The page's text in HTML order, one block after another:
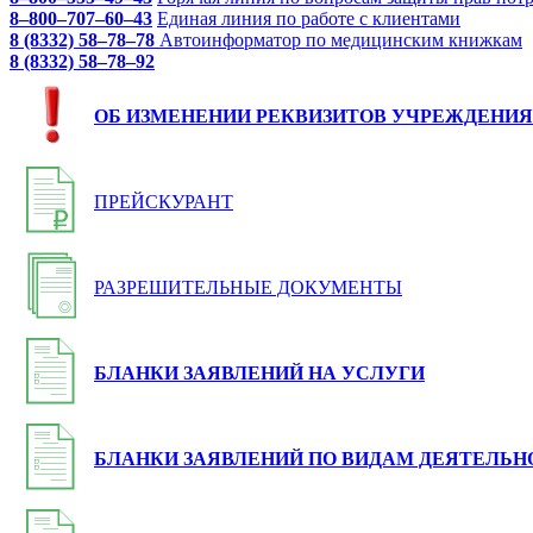
8–800–707–60–43 Единая линия по работе с клиентами
8 (8332) 58–78–78 Автоинформатор по медицинским книжкам
8 (8332) 58–78–92
ОБ ИЗМЕНЕНИИ РЕКВИЗИТОВ УЧРЕЖДЕНИЯ
ПРЕЙСКУРАНТ
РАЗРЕШИТЕЛЬНЫЕ ДОКУМЕНТЫ
БЛАНКИ ЗАЯВЛЕНИЙ НА УСЛУГИ
БЛАНКИ ЗАЯВЛЕНИЙ ПО ВИДАМ